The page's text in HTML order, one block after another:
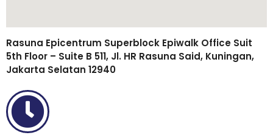
Rasuna Epicentrum Superblock Epiwalk Office Suit
5th Floor – Suite B 511, Jl. HR Rasuna Said, Kuningan,
Jakarta Selatan 12940